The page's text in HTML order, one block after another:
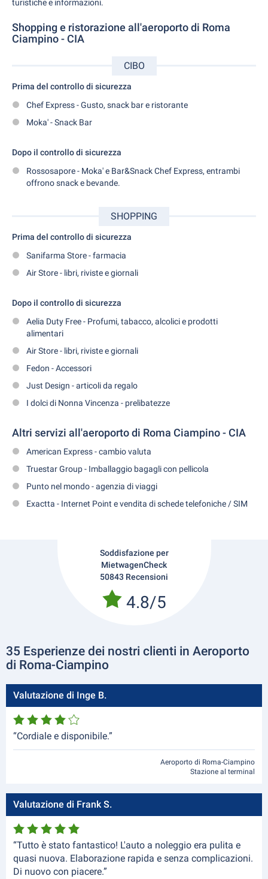
turistiche e informazioni.
Shopping e ristorazione all'aeroporto di Roma
Ciampino - CIA
CIBO
Prima del controllo di sicurezza
Chef Express - Gusto, snack bar e ristorante
Moka' - Snack Bar
Dopo il controllo di sicurezza
Rossosapore - Moka' e Bar&Snack Chef Express, entrambi
offrono snack e bevande.
SHOPPING
Prima del controllo di sicurezza
Sanifarma Store - farmacia
Air Store - libri, riviste e giornali
Dopo il controllo di sicurezza
Aelia Duty Free - Profumi, tabacco, alcolici e prodotti
alimentari
Air Store - libri, riviste e giornali
Fedon - Accessori
Just Design - articoli da regalo
I dolci di Nonna Vincenza - prelibatezze
Altri servizi all'aeroporto di Roma Ciampino - CIA
American Express - cambio valuta
Truestar Group - Imballaggio bagagli con pellicola
Punto nel mondo - agenzia di viaggi
Exactta - Internet Point e vendita di schede telefoniche / SIM
Soddisfazione per
MietwagenCheck
50843 Recensioni
4.8/5
35 Esperienze dei nostri clienti in Aeroporto
di Roma-Ciampino
Valutazione di Inge B.
“Cordiale e disponibile.”
Aeroporto di Roma-Ciampino
Stazione al terminal
Valutazione di Frank S.
“Tutto è stato fantastico! L'auto a noleggio era pulita e
quasi nuova. Elaborazione rapida e senza complicazioni.
Di nuovo con piacere.”